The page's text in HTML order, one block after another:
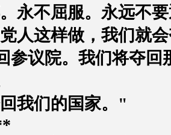
永不屈服。永远不
人这样做，我们就
参议院。我们将夺回
我们的国家。 "